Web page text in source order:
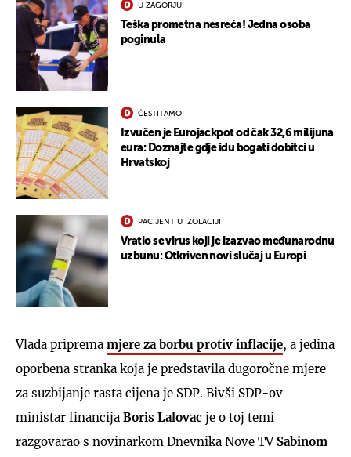
U ZAGORJU
Teška prometna nesreća! Jedna osoba
poginula
ČESTITAMO!
Izvučen je Eurojackpot od čak 32,6 milijuna
eura: Doznajte gdje idu bogati dobitci u
Hrvatskoj
PACIJENT U IZOLACIJI
Vratio se virus koji je izazvao međunarodnu
uzbunu: Otkriven novi slučaj u Europi
Vlada priprema mjere za borbu protiv inflacije, a jedina
oporbena stranka koja je predstavila dugoročne mjere
za suzbijanje rasta cijena je SDP. Bivši SDP-ov
ministar financija Boris Lalovac je o toj temi
razgovarao s novinarkom Dnevnika Nove TVSabinom